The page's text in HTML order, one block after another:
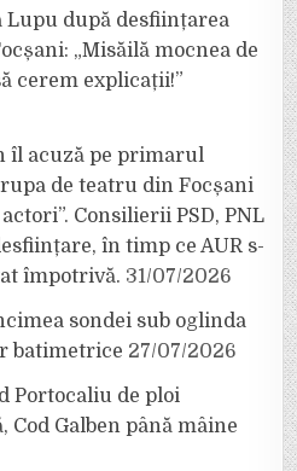
Lupu după desființarea
„Misăilă mocnea de
cerem explicații!”
îl acuză pe primarul
de teatru din Focșani
Consilierii PSD, PNL
în timp ce AUR s-
împotrivă. 31/07/2026
sondei sub oglinda
batimetrice 27/07/2026
Portocaliu de ploi
Cod Galben până mâine